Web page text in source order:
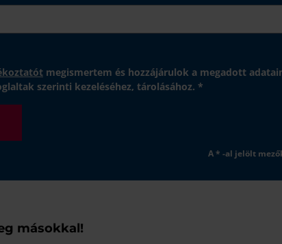
megismertem és hozzájárulok a megadott
szerinti kezeléséhez, tárolásához. *
A * -al jelölt
másokkal!